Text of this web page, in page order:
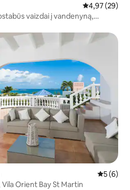
Vidutinis
4,97 (29)
vaizdai į vandenyną,
Vidutinis
5 (6)
Orient Bay St Martin